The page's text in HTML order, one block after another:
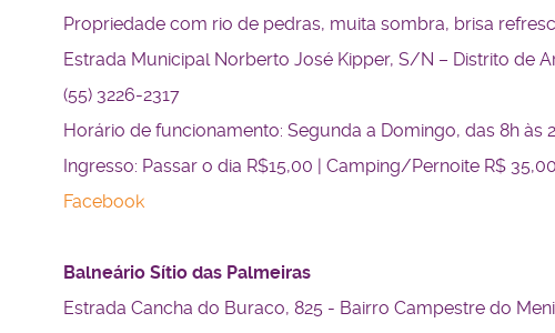
Propriedade com rio de pedras, muita sombra, brisa
Estrada Municipal Norberto José Kipper, S/N – Distrito de
(55) 3226-2317
Horário de funcionamento: Segunda a Domingo, das 8h às
Ingresso: Passar o dia R$15,00 | Camping/Pernoite R$
Facebook
Balneário Sítio das Palmeiras
Estrada Cancha do Buraco, 825 - Bairro Campestre do